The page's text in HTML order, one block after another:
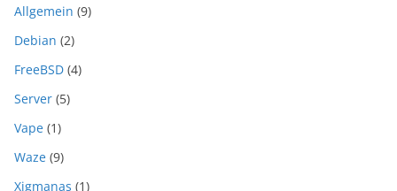
Allgemein (9)
Debian (2)
FreeBSD (4)
Server (5)
Vape (1)
Waze (9)
Xigmanas (1)